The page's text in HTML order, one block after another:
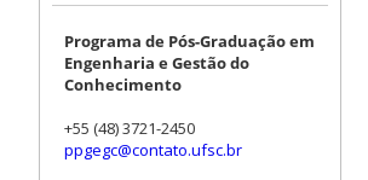
Programa de Pós-Graduação em
Engenharia e Gestão do
Conhecimento
+55 (48) 3721-2450
ppgegc@contato.ufsc.br